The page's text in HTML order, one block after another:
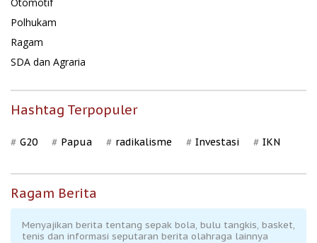
Polhukam
Ragam
SDA dan Agraria
Hashtag Terpopuler
G20 Papua radikalisme Investasi IKN
Ragam Berita
Menyajikan berita tentang sepak bola, bulu tangkis, basket,
tenis dan informasi seputaran berita olahraga lainnya